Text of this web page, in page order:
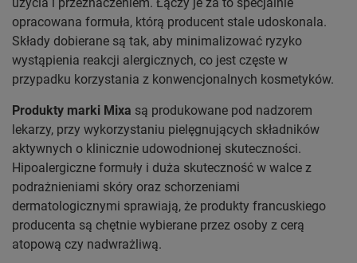
opracowana formuła, którą producent stale udoskonala.
Składy dobierane są tak, aby minimalizować ryzyko
wystąpienia reakcji alergicznych, co jest częste w
przypadku korzystania z konwencjonalnych kosmetyków.
Produkty marki Mixa są produkowane pod nadzorem
lekarzy, przy wykorzystaniu pielęgnujących składników
aktywnych o klinicznie udowodnionej skuteczności.
Hipoalergiczne formuły i duża skuteczność w walce z
podrażnieniami skóry oraz schorzeniami
dermatologicznymi sprawiają, że produkty francuskiego
producenta są chętnie wybierane przez osoby z cerą
atopową czy nadwrażliwą.